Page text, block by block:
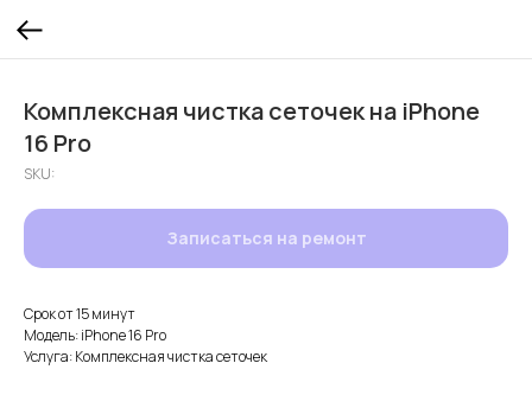
Комплексная чистка сеточек на iPhone
16 Pro
SKU:
Записаться на ремонт
Срок от 15 минут
Модель: iPhone 16 Pro
Услуга: Комплексная чистка сеточек